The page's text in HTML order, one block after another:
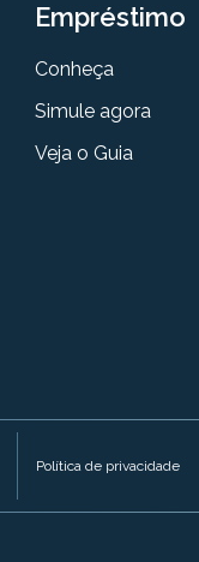
Empréstimo
Conheça
Simule agora
Veja o Guia
Política de privacidade